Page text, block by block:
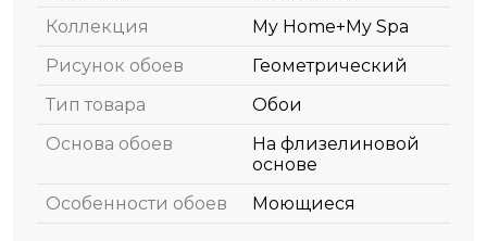
Коллекция
My Home+My Spa
Рисунок обоев
Геометрический
Тип товара
Обои
Основа обоев
На флизелиновой
основе
Особенности обоев
Моющиеся